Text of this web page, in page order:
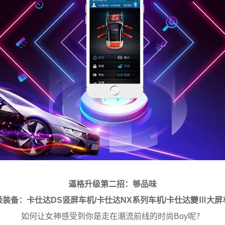
逼格升级第二招：够品味
装备：卡仕达DS竖屏车机/卡仕达NX系列车机/卡仕达變Ⅲ大屏
如何让女神感受到你是走在潮流前线的时尚Boy呢？